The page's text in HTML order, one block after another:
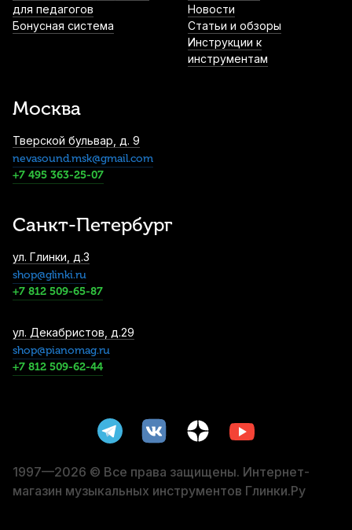
для педагогов
Бонусная система
Новости
Статьи и обзоры
Инструкции к
инструментам
Москва
Тверской бульвар, д. 9
nevasound.msk@gmail.com
+7 495 363-25-07
Санкт-Петербург
ул. Глинки, д.3
shop@glinki.ru
+7 812 509-65-87
ул. Декабристов, д.29
shop@pianomag.ru
+7 812 509-62-44
1997—2026 © Все права защищены. Интернет-
магазин музыкальных инструментов Глинки.Ру